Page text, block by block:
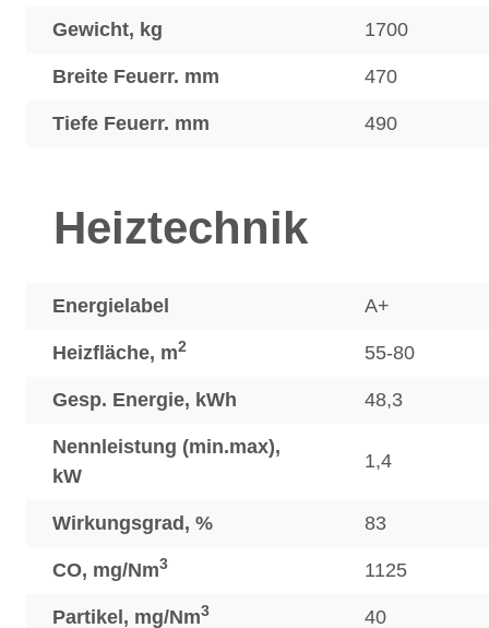
Gewicht, kg 1700
Breite Feuerr. mm 470
Tiefe Feuerr. mm 490
Heiztechnik
Energielabel A+
Heizfläche, m2 55-80
Gesp. Energie, kWh 48,3
Nennleistung (min.max),
kW
1,4
Wirkungsgrad, % 83
CO, mg/Nm3 1125
Partikel, mg/Nm3 40